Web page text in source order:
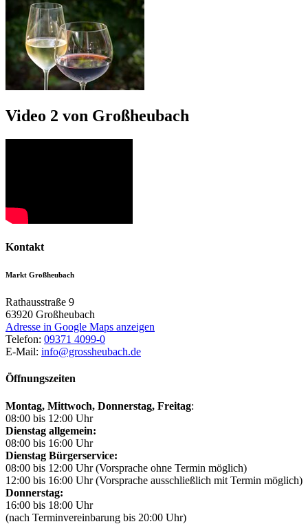
Video 2 von Großheubach
Kontakt
Markt Großheubach
Rathausstraße 9
63920 Großheubach
Adresse in Google Maps anzeigen
Telefon: 09371 4099-0
E-Mail: info@grossheubach.de
Öffnungszeiten
Montag, Mittwoch, Donnerstag, Freitag:
08:00 bis 12:00 Uhr
Dienstag allgemein:
08:00 bis 16:00 Uhr
Dienstag Bürgerservice:
08:00 bis 12:00 Uhr (Vorsprache ohne Termin möglich)
12:00 bis 16:00 Uhr (Vorsprache ausschließlich mit Termin möglich)
Donnerstag:
16:00 bis 18:00 Uhr
(nach Terminvereinbarung bis 20:00 Uhr)